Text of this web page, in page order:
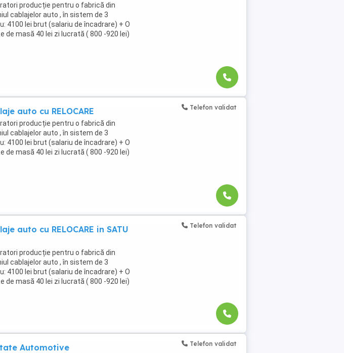
producție pentru o fabrică din
cablajelor auto , în sistem de 3
4100 lei brut (salariu de încadrare) + O
de masă 40 lei zi lucrată ( 800 -920 lei)
auto cu RELOCARE
producție pentru o fabrică din
cablajelor auto , în sistem de 3
4100 lei brut (salariu de încadrare) + O
de masă 40 lei zi lucrată ( 800 -920 lei)
Telefon validat
auto cu RELOCARE in SATU
producție pentru o fabrică din
cablajelor auto , în sistem de 3
4100 lei brut (salariu de încadrare) + O
de masă 40 lei zi lucrată ( 800 -920 lei)
Telefon validat
Automotive Telefon validat